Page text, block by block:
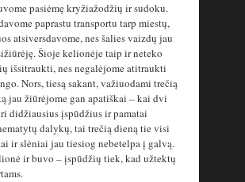
pasiėmę kryžiažodžių ir sudoku.
paprastu transportu tarp miestų,
atsiversdavome, nes šalies vaizdų jau
Šioje kelionėje taip ir neteko
išsitraukti, nes negalėjome atitraukti
Nors, tiesą sakant, važiuodami trečią
jau žiūrėjome gan apatiškai – kai dvi
didžiausius įspūdžius ir pamatai
dalykų, tai trečią dieną tie visi
ir slėniai jau tiesiog nebetelpa į galvą.
ir buvo – įspūdžių tiek, kad užtektų